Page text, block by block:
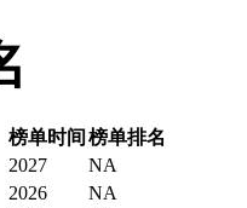
院、机构
公共健
12个住
榜单时间 榜单排名
2027
NA
2026
NA